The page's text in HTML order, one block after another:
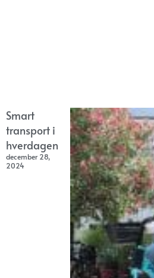
Smart
transport i
hverdagen
december 28,
2024